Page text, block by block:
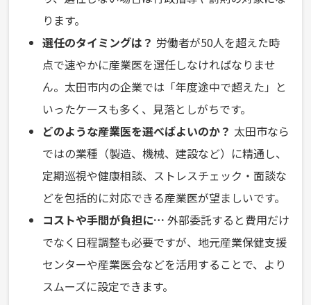
ります。
選任のタイミングは？ 労働者が50人を超えた時
点で速やかに産業医を選任しなければなりませ
ん。太田市内の企業では「年度途中で超えた」と
いったケースも多く、見落としがちです。
どのような産業医を選べばよいのか？ 太田市なら
ではの業種（製造、機械、建設など）に精通し、
定期巡視や健康相談、ストレスチェック・面談な
どを包括的に対応できる産業医が望ましいです。
コストや手間が負担に… 外部委託すると費用だけ
でなく日程調整も必要ですが、地元産業保健支援
センターや産業医会などを活用することで、より
スムーズに設定できます。